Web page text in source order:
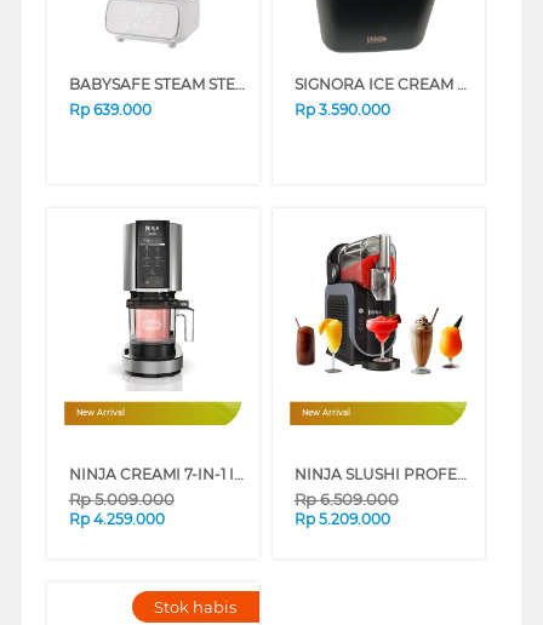
BABYSAFE STEAM STERILIZER STE03
Rp 639.000
SIGNORA ICE CREAM MAKER SG-2105ICM
Rp 3.590.000
New Arrival
NINJA CREAMI 7-IN-1 ICE CREAM MAKER NC300ID
Rp5.009.000
Rp 4.259.000
New Arrival
NINJA SLUSHI PROFESSIONAL FROZEN DRINK MAKER FS301ID
Rp6.509.000
Rp 5.209.000
Stok habis